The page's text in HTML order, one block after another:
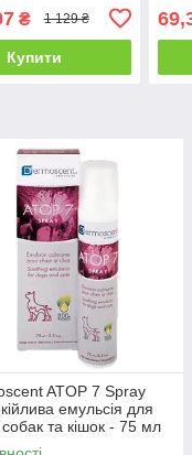
₴ 1 129 ₴
Купити
ATOP 7 Spray
емульсія для
собак та кішок - 75 мл